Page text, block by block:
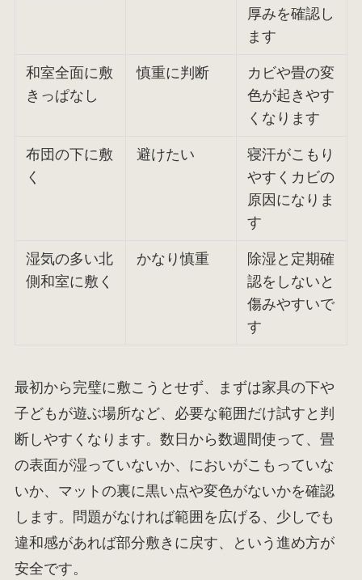
厚みを確認し
ます
和室全面に敷
きっぱなし
慎重に判断
カビや畳の変
色が起きやす
くなります
布団の下に敷
く
避けたい
寝汗がこもり
やすくカビの
原因になりま
す
湿気の多い北
側和室に敷く
かなり慎重
除湿と定期確
認をしないと
傷みやすいで
す
最初から完璧に敷こうとせず、まずは家具の下や
子どもが遊ぶ場所など、必要な範囲だけ試すと判
断しやすくなります。数日から数週間使って、畳
の表面が湿っていないか、においがこもっていな
いか、マットの裏に黒い点や変色がないかを確認
します。問題がなければ範囲を広げる、少しでも
違和感があれば部分敷きに戻す、という進め方が
安全です。